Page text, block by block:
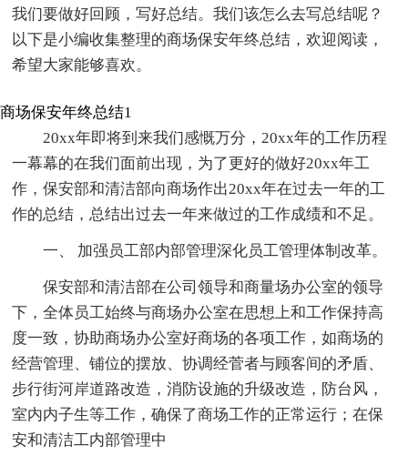
我们要做好回顾，写好总结。我们该怎么去写总结呢？
以下是小编收集整理的商场保安年终总结，欢迎阅读，
希望大家能够喜欢。
商场保安年终总结1
20xx年即将到来我们感慨万分，20xx年的工作历程
一幕幕的在我们面前出现，为了更好的做好20xx年工
作，保安部和清洁部向商场作出20xx年在过去一年的工
作的总结，总结出过去一年来做过的工作成绩和不足。
一、 加强员工部内部管理深化员工管理体制改革。
保安部和清洁部在公司领导和商量场办公室的领导
下，全体员工始终与商场办公室在思想上和工作保持高
度一致，协助商场办公室好商场的各项工作，如商场的
经营管理、铺位的摆放、协调经菅者与顾客间的矛盾、
步行街河岸道路改造，消防设施的升级改造，防台风，
室内内子生等工作，确保了商场工作的正常运行；在保
安和清洁工内部管理中